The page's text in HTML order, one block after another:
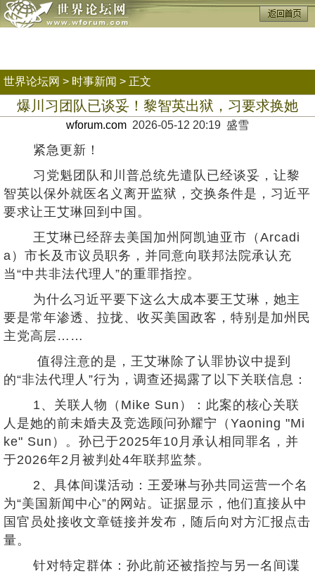
世界论坛网 > 时事新闻 > 正文
爆川习团队已谈妥！黎智英出狱，习要求换她
wforum.com 2026-05-12 20:19 盛雪
紧急更新！
习党魁团队和川普总统先遣队已经谈妥，让黎
智英以保外就医名义离开监狱，交换条件是，习近平
要求让王艾琳回到中国。
王艾琳已经辞去美国加州阿凯迪亚市（Arcadi
a）市长及市议员职务，并同意向联邦法院承认充
当“中共非法代理人”的重罪指控。
为什么习近平要下这么大成本要王艾琳，她主
要是常年渗透、拉拢、收买美国政客，特别是加州民
主党高层……
值得注意的是，王艾琳除了认罪协议中提到
的“非法代理人”行为，调查还揭露了以下关联信息：
1、关联人物（Mike Sun）：此案的核心关联
人是她的前未婚夫及竞选顾问孙耀宁（Yaoning "Mi
ke" Sun）。孙已于2025年10月承认相同罪名，并
于2026年2月被判处4年联邦监禁。
2、具体间谍活动：王爱琳与孙共同运营一个名
为“美国新闻中心”的网站。证据显示，他们直接从中
国官员处接收文章链接并发布，随后向对方汇报点击
量。
针对特定群体：孙此前还被指控与另一名间谍